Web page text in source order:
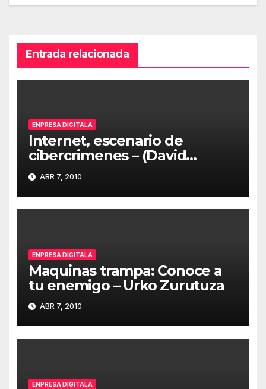
Entrada relacionada
ENPRESA DIGITALA
Internet, escenario de
cibercrimenes – (David
Barroso – S21sec)
ABR 7, 2010
ENPRESA DIGITALA
Maquinas trampa: Conoce a
tu enemigo – Urko Zurutuza
ABR 7, 2010
ENPRESA DIGITALA